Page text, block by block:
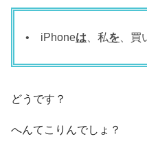
• iPhoneは 、私を 、買
どうです？
へんてこりんでしょ？